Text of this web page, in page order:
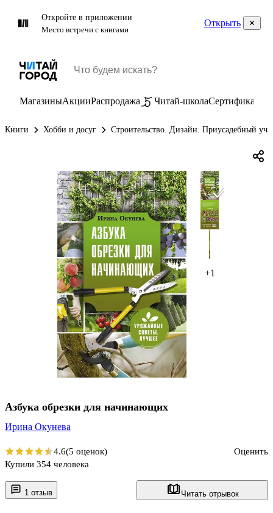
Откройте в приложении
Место встречи с книгами
Открыть
МагазиныАкцииРаспродажа Читай-школаСертификаты
Книги Хобби и досуг Строительство. Дизайн. Приусадебный
+1
1 отзыв Читать отрывок
Азбука обрезки для начинающих
Ирина Окунева
4.6(5 оценок)
Оценить
Купили 354 человека